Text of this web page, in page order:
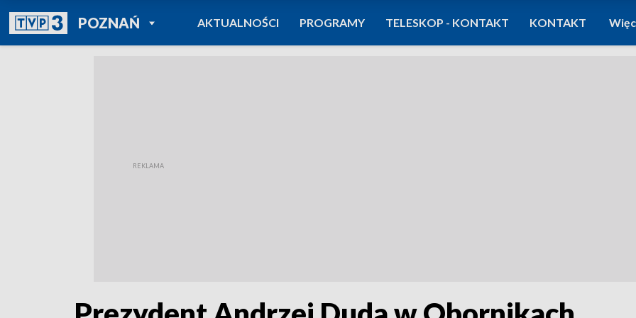
POZNAŃPOWRÓT DO
TVP REGIONY
AKTUALNOŚCI PROGRAMY TELESKOP - KONTAKT KONTAKT